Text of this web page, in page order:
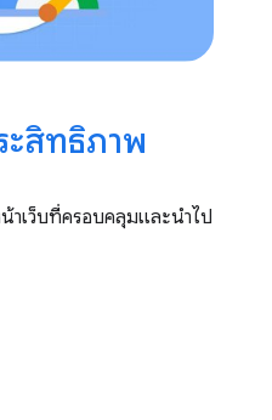
ะสิทธิภาพ
าเว็บที่ครอบคลุมและนําไป